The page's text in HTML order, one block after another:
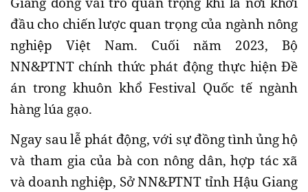
đầu cho chiến lược quan trọng của ngành nông
nghiệp Việt Nam. Cuối năm 2023, Bộ
NN&PTNT chính thức phát động thực hiện Đề
án trong khuôn khổ Festival Quốc tế ngành
hàng lúa gạo.
Ngay sau lễ phát động, với sự đồng tình ủng hộ
và tham gia của bà con nông dân, hợp tác xã
và doanh nghiệp, Sở NN&PTNT tỉnh Hậu Giang